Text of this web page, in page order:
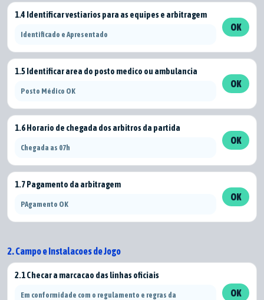
1.4 Identificar vestiarios para as equipes e arbitragem
Identificado e Apresentado
OK
1.5 Identificar area do posto medico ou ambulancia
Posto Médico OK
OK
1.6 Horario de chegada dos arbitros da partida
Chegada as 07h
OK
1.7 Pagamento da arbitragem
PAgamento OK
OK
2. Campo e Instalacoes de Jogo
2.1 Checar a marcacao das linhas oficiais
Em conformidade com o regulamento e regras da
OK